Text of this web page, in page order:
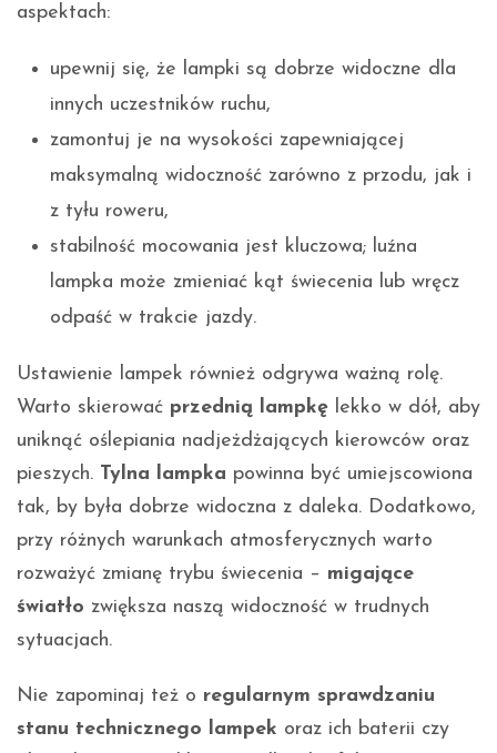
aspektach:
upewnij się, że lampki są dobrze widoczne dla
innych uczestników ruchu,
zamontuj je na wysokości zapewniającej
maksymalną widoczność zarówno z przodu, jak i
z tyłu roweru,
stabilność mocowania jest kluczowa; luźna
lampka może zmieniać kąt świecenia lub wręcz
odpaść w trakcie jazdy.
Ustawienie lampek również odgrywa ważną rolę.
Warto skierować przednią lampkę lekko w dół, aby
uniknąć oślepiania nadjeżdżających kierowców oraz
pieszych. Tylna lampka powinna być umiejscowiona
tak, by była dobrze widoczna z daleka. Dodatkowo,
przy różnych warunkach atmosferycznych warto
rozważyć zmianę trybu świecenia – migające
światło zwiększa naszą widoczność w trudnych
sytuacjach.
Nie zapominaj też o regularnym sprawdzaniu
stanu technicznego lampek oraz ich baterii czy